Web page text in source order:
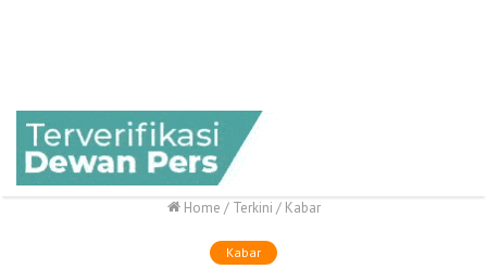
Home / Terkini / Kabar
Kabar